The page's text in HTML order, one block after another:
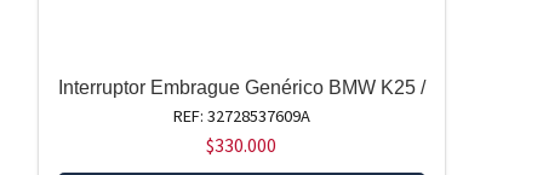
Interruptor Embrague Genérico BMW K25 /
REF: 32728537609A
$330.000